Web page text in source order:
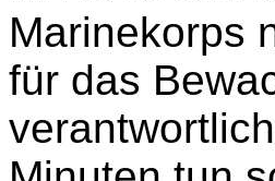
Marinekorps
für das